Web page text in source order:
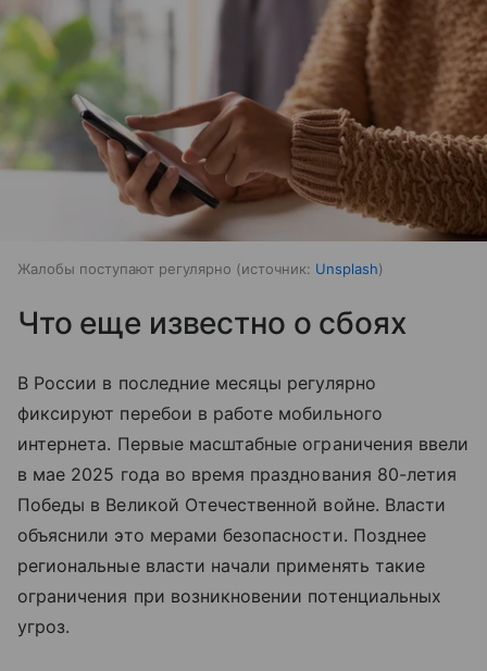
Жалобы поступают регулярно источник: Unsplash
Что еще известно о сбоях
В России в последние месяцы регулярно
фиксируют перебои в работе мобильного
интернета. Первые масштабные ограничения ввели
в мае 2025 года во время празднования 80-летия
Победы в Великой Отечественной войне. Власти
объяснили это мерами безопасности. Позднее
региональные власти начали применять такие
ограничения при возникновении потенциальных
угроз.